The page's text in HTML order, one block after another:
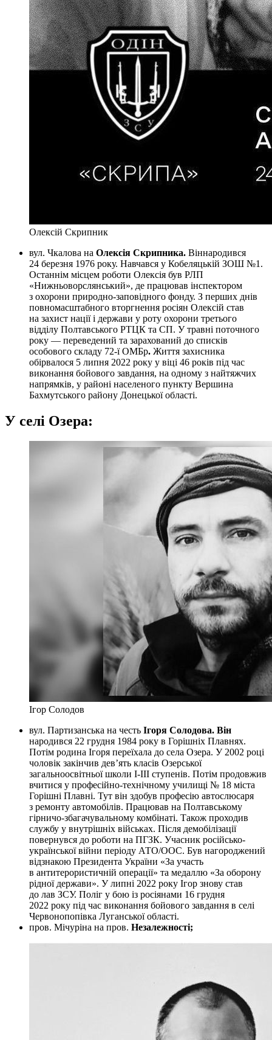
Олексій Скрипник
вул. Чкалова на Олексія Скрипника. Віннародився
24 березня 1976 року. Навчався у Кобеляцькій ЗОШ №1.
Останнім місцем роботи Олексія був РЛП
«Нижньоворслянський», де працював інспектором
з охорони природно-заповідного фонду. З перших днів
повномасштабного вторгнення росіян Олексій став
на захист нації і держави у роту охорони третього
відділу Полтавського РТЦК та СП. У травні поточного
року — переведений та зарахований до списків
особового складу 72-ї ОМБр. Життя захисника
обірвалося 5 липня 2022 року у віці 46 років під час
виконання бойового завдання, на одному з найтяжчих
напрямків, у районі населеного пункту Вершина
Бахмутського району Донецької області.
У селі Озера:
Ігор Солодов
вул. Партизанська на честь Ігоря Солодова. Він
народився 22 грудня 1984 року в Горішніх Плавнях.
Потім родина Ігоря переїхала до села Озера. У 2002 році
чоловік закінчив дев’ять класів Озерської
загальноосвітньої школи І-III ступенів. Потім продовжив
вчитися у професійно-технічному училищі № 18 міста
Горішні Плавні. Тут він здобув професію автослюсаря
з ремонту автомобілів. Працював на Полтавському
гірничо-збагачувальному комбінаті. Також проходив
службу у внутрішніх військах. Після демобілізації
повернувся до роботи на ПГЗК. Учасник російсько-
української війни періоду АТО/ООС. Був нагороджений
відзнакою Президента України «За участь
в антитерористичній операції» та медаллю «За оборону
рідної держави». У липні 2022 року Ігор знову став
до лав ЗСУ. Поліг у бою із росіянами 16 грудня
2022 року під час виконання бойового завдання в селі
Червонопопівка Луганської області.
пров. Мічуріна на пров. Незалежності;